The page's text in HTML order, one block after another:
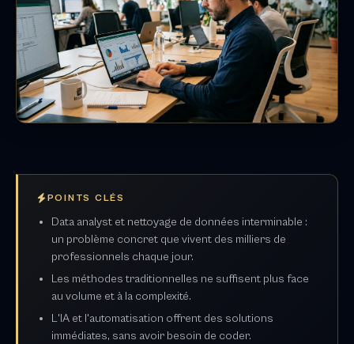
POINTS CLÉS
Data analyst et nettoyage de données interminable :
un problème concret que vivent des milliers de
professionnels chaque jour.
Les méthodes traditionnelles ne suffisent plus face
au volume et à la complexité.
L'IA et l'automatisation offrent des solutions
immédiates, sans avoir besoin de coder.